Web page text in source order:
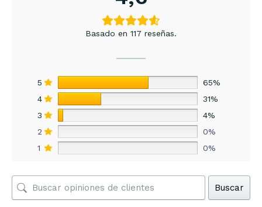
Basado en 117 reseñas.
5
65%
4
31%
3
4%
2
0%
1
0%
Buscar